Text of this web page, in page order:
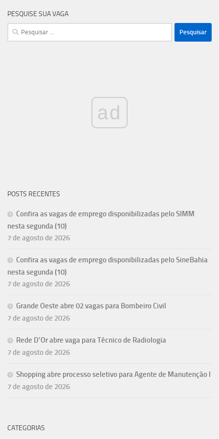
PESQUISE SUA VAGA
Pesquisar
por:
ad
POSTS RECENTES
Confira as vagas de emprego disponibilizadas pelo SIMM
nesta segunda (10)
7 de agosto de 2026
Confira as vagas de emprego disponibilizadas pelo SineBahia
nesta segunda (10)
7 de agosto de 2026
Grande Oeste abre 02 vagas para Bombeiro Civil
7 de agosto de 2026
Rede D’Or abre vaga para Técnico de Radiologia
7 de agosto de 2026
Shopping abre processo seletivo para Agente de Manutenção I
7 de agosto de 2026
CATEGORIAS